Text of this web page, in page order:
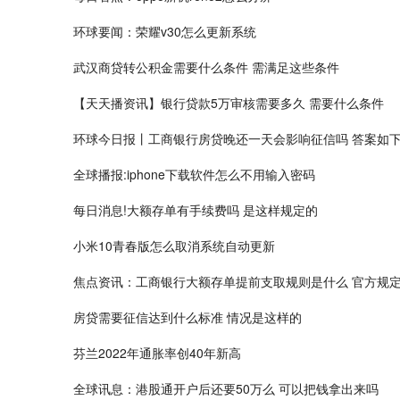
环球要闻：荣耀v30怎么更新系统
武汉商贷转公积金需要什么条件 需满足这些条件
【天天播资讯】银行贷款5万审核需要多久 需要什么条件
环球今日报丨工商银行房贷晚还一天会影响征信吗 答案如
全球播报:iphone下载软件怎么不用输入密码
每日消息!大额存单有手续费吗 是这样规定的
小米10青春版怎么取消系统自动更新
焦点资讯：工商银行大额存单提前支取规则是什么 官方规
房贷需要征信达到什么标准 情况是这样的
芬兰2022年通胀率创40年新高
全球讯息：港股通开户后还要50万么 可以把钱拿出来吗